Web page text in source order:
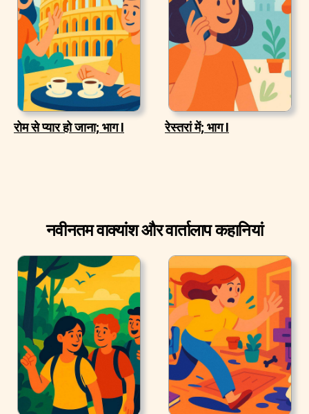
रोम से प्यार हो जाना; भाग I रेस्तरां में; भाग I
नवीनतम वाक्यांश और वार्तालाप कहानियां